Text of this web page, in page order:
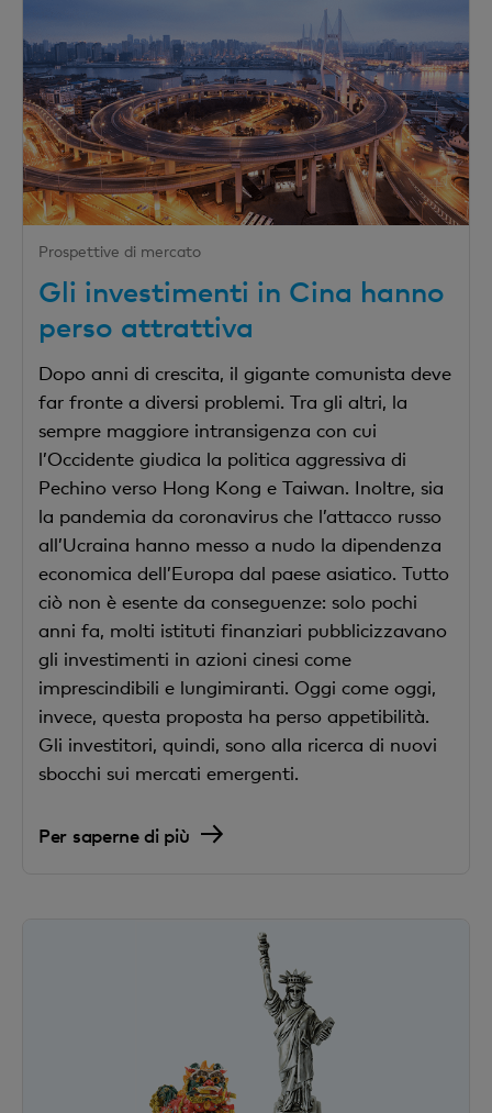
Prospettive di mercato
Gli investimenti in Cina hanno
perso attrattiva
Dopo anni di crescita, il gigante comunista deve
far fronte a diversi problemi. Tra gli altri, la
sempre maggiore intransigenza con cui
l’Occidente giudica la politica aggressiva di
Pechino verso Hong Kong e Taiwan. Inoltre, sia
la pandemia da coronavirus che l’attacco russo
all’Ucraina hanno messo a nudo la dipendenza
economica dell’Europa dal paese asiatico. Tutto
ciò non è esente da conseguenze: solo pochi
anni fa, molti istituti finanziari pubblicizzavano
gli investimenti in azioni cinesi come
imprescindibili e lungimiranti. Oggi come oggi,
invece, questa proposta ha perso appetibilità.
Gli investitori, quindi, sono alla ricerca di nuovi
sbocchi sui mercati emergenti.
Per saperne di più